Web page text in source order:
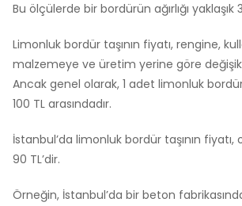
Bu ölçülerde bir bordürün ağırlığı yaklaşık
Limonluk bordür taşının fiyatı, rengine,
malzemeye ve üretim yerine göre
Ancak genel olarak, 1 adet limonluk
100 TL arasındadır.
İstanbul’da limonluk bordür taşının
90 TL’dir.
Örneğin, İstanbul’da bir beton